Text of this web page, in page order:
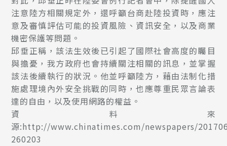
注意陸方相關規定外，還呼籲台商赴陸投資時，應注
意及審慎評估可能的投資風險、資訊安全，以及商業
機密保護等問題。
邱垂正稱，該法生效後已引起了國際社會高度的矚目
與擔憂，我方政府也會持續關注相關的訊息，並掌握
該法後續執行的狀況。他並呼籲陸方，藉由法制化措
施處理境內外安全挑戰的同時，也應尊重民眾言論表
達的自由，以及使用網路的權益。
資料來
源:http://www.chinatimes.com/newspapers/
260203